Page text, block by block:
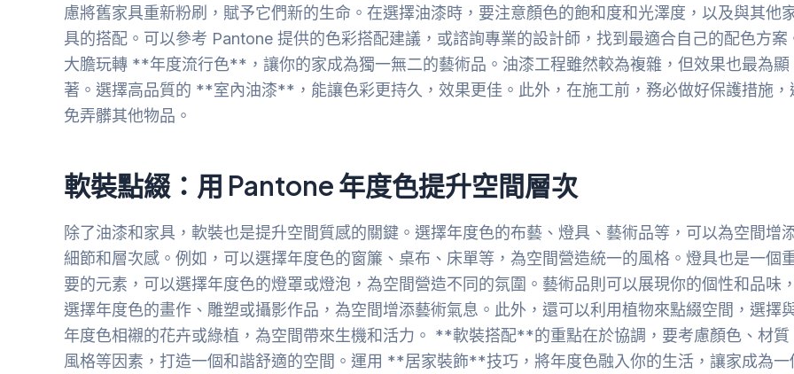
慮將舊家具重新粉刷，賦予它們新的生命。在選擇油漆時，要注意顏色的飽和度和光澤度，以及與其他
具的搭配。可以參考 Pantone 提供的色彩搭配建議，或諮詢專業的設計師，找到最適合自己的配色方案
大膽玩轉 **年度流行色**，讓你的家成為獨一無二的藝術品。油漆工程雖然較為複雜，但效果也最為顯
著。選擇高品質的 **室內油漆**，能讓色彩更持久，效果更佳。此外，在施工前，務必做好保護措施，
免弄髒其他物品。
軟裝點綴：用 Pantone 年度色提升空間層次
除了油漆和家具，軟裝也是提升空間質感的關鍵。選擇年度色的布藝、燈具、藝術品等，可以為空間增
細節和層次感。例如，可以選擇年度色的窗簾、桌布、床單等，為空間營造統一的風格。燈具也是一個
要的元素，可以選擇年度色的燈罩或燈泡，為空間營造不同的氛圍。藝術品則可以展現你的個性和品味，
選擇年度色的畫作、雕塑或攝影作品，為空間增添藝術氣息。此外，還可以利用植物來點綴空間，選擇
年度色相襯的花卉或綠植，為空間帶來生機和活力。 **軟裝搭配**的重點在於協調，要考慮顏色、材質
風格等因素，打造一個和諧舒適的空間。運用 **居家裝飾**技巧，將年度色融入你的生活，讓家成為一